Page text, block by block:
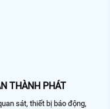
THÀNH PHÁT
sát, thiết bị báo động,